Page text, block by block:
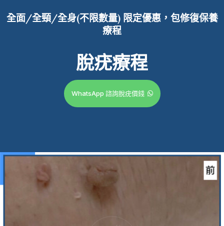
全面/全頸/全身(不限數量)限定優惠，包修復保養
療程
脫疣療程
WhatsApp 諮詢脫疣價錢